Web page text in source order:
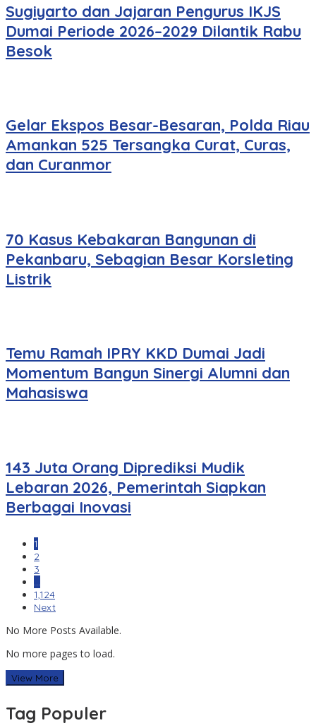
Sugiyarto dan Jajaran Pengurus IKJS
Dumai Periode 2026–2029 Dilantik Rabu
Besok
Gelar Ekspos Besar-Besaran, Polda Riau
Amankan 525 Tersangka Curat, Curas,
dan Curanmor
70 Kasus Kebakaran Bangunan di
Pekanbaru, Sebagian Besar Korsleting
Listrik
Temu Ramah IPRY KKD Dumai Jadi
Momentum Bangun Sinergi Alumni dan
Mahasiswa
143 Juta Orang Diprediksi Mudik
Lebaran 2026, Pemerintah Siapkan
Berbagai Inovasi
1
2
3
…
1,124
Next
No More Posts Available.
No more pages to load.
View More
Tag Populer